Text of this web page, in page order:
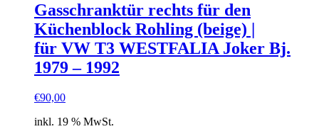
Gasschranktür rechts für den
Küchenblock Rohling (beige) |
für VW T3 WESTFALIA Joker Bj.
1979 – 1992
€90,00
inkl. 19 % MwSt.